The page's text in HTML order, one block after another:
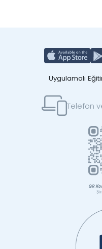
Uygulamalı
Telefon